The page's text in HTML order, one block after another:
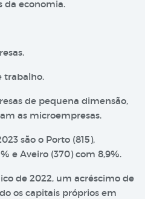
da economia.
trabalho.
de pequena dimensão,
as microempresas.
são o Porto (815),
e Aveiro (370) com 8,9%.
de 2022, um acréscimo de
os capitais próprios em